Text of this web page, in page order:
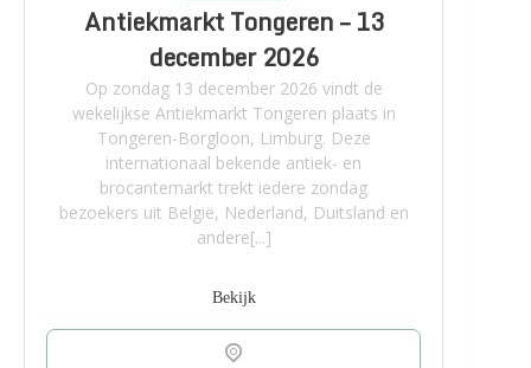
Antiekmarkt Tongeren – 13
december 2026
Op zondag 13 december 2026 vindt de
wekelijkse Antiekmarkt Tongeren plaats in
Tongeren-Borgloon, Limburg. Deze
internationaal bekende antiek- en
brocantemarkt trekt iedere zondag
bezoekers uit België, Nederland, Duitsland en
andere[...]
Bekijk